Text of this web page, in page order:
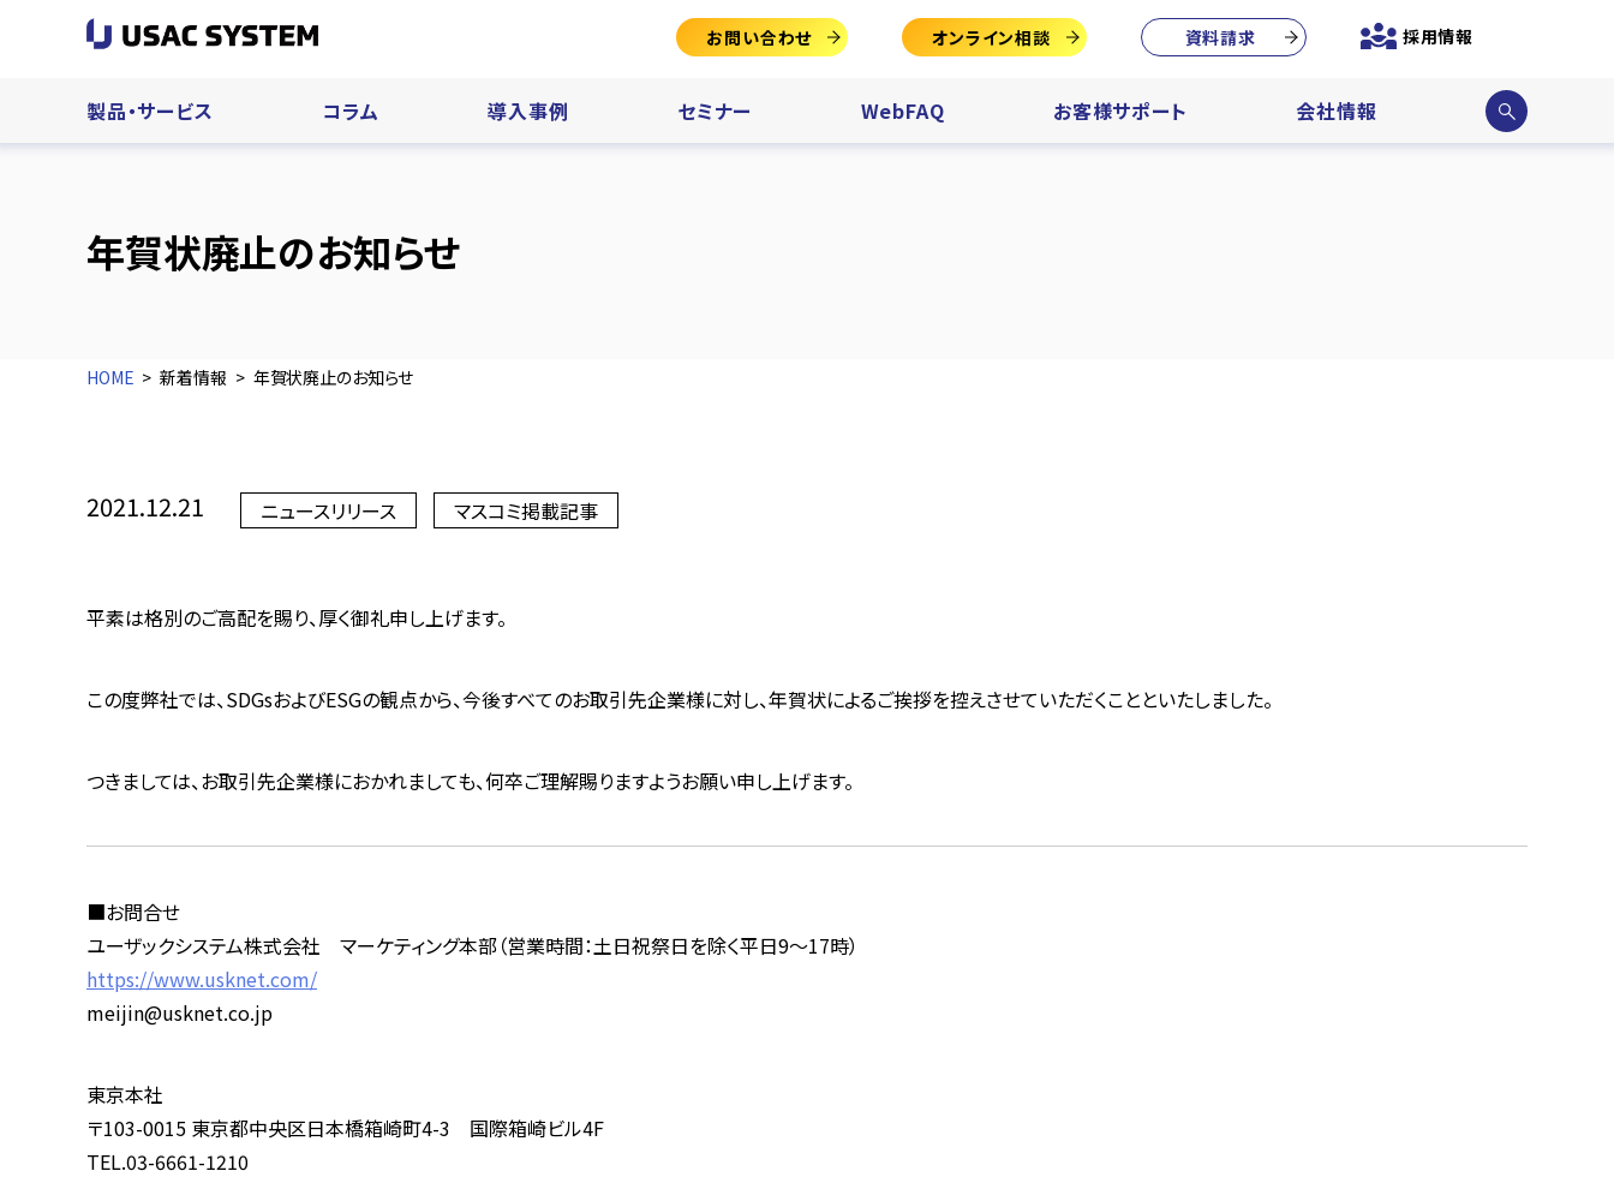
製品・サービス コラム 導入事例 セミナー WebFAQ お客様サポート 会社情報
サイ
ト内
お問い合わせ オンライン相談 資料請求 採用情報
年賀状廃止のお知らせ
HOME 新着情報 年賀状廃止のお知らせ
2021.12.21 ニュースリリース マスコミ掲載記事
平素は格別のご高配を賜り、厚く御礼申し上げます。
この度弊社では、SDGsおよびESGの観点から、今後すべてのお取引先企業様に対し、年賀状によるご挨拶を控えさせていただくことといたしました。
つきましては、お取引先企業様におかれましても、何卒ご理解賜りますようお願い申し上げます。
■お問合せ
ユーザックシステム株式会社 マーケティング本部（営業時間：土日祝祭日を除く平日9～17時）
https://www.usknet.com/
meijin@usknet.co.jp
東京本社
〒103-0015 東京都中央区日本橋箱崎町4-3 国際箱崎ビル4F
TEL.03-6661-1210